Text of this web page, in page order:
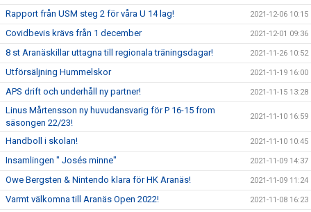
Rapport från USM steg 2 för våra U 14 lag! 2021-12-06 10:15
Covidbevis krävs från 1 december 2021-12-01 09:36
8 st Aranäskillar uttagna till regionala träningsdagar! 2021-11-26 10:52
Utförsäljning Hummelskor 2021-11-19 16:00
APS drift och underhåll ny partner! 2021-11-15 13:28
Linus Mårtensson ny huvudansvarig för P 16-15 from
säsongen 22/23!
2021-11-10 16:59
Handboll i skolan! 2021-11-10 10:45
Insamlingen " Josés minne" 2021-11-09 14:37
Owe Bergsten & Nintendo klara för HK Aranäs! 2021-11-09 11:24
Varmt välkomna till Aranäs Open 2022! 2021-11-08 16:23